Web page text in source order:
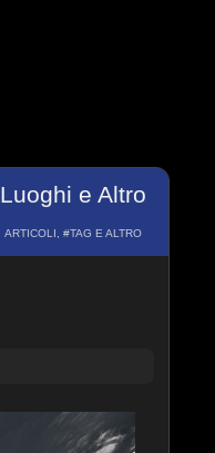
Luoghi e Altro
ARTICOLI, #TAG E ALTRO